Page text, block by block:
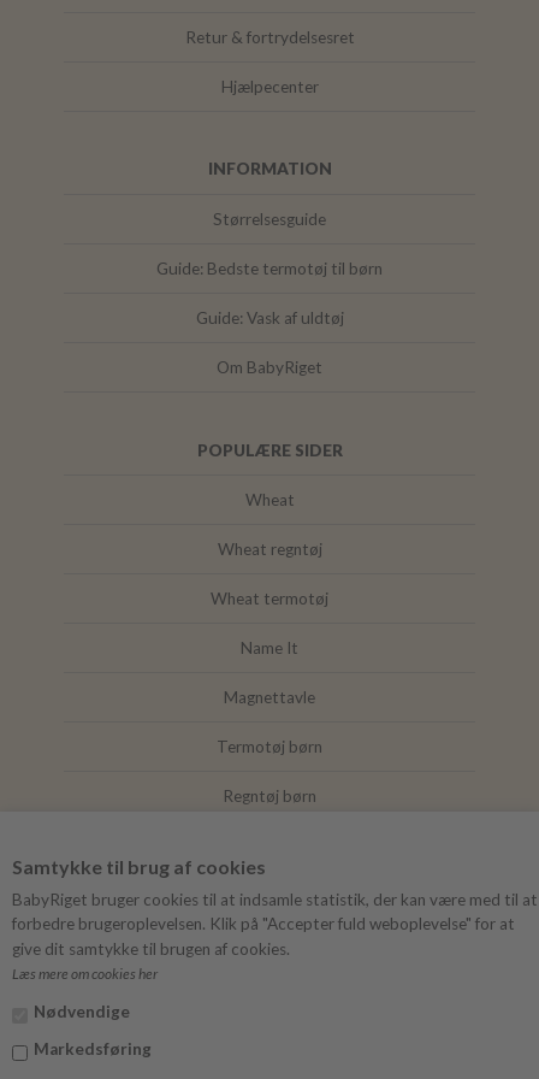
Samtykke til brug af cookies
BabyRiget bruger cookies til at indsamle statistik, der kan være med til at
forbedre brugeroplevelsen. Klik på "Accepter fuld weboplevelse" for at
give dit samtykke til brugen af cookies.
Læs mere om cookies her
Nødvendige
Markedsføring
Retur & fortrydelsesret
Hjælpecenter
INFORMATION
Størrelsesguide
Guide: Bedste termotøj til børn
Guide: Vask af uldtøj
Om BabyRiget
POPULÆRE SIDER
Wheat
Wheat regntøj
Wheat termotøj
Name It
Magnettavle
Termotøj børn
Regntøj børn
Mushie